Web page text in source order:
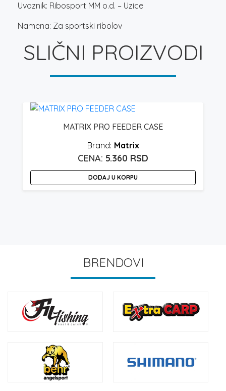
Uvoznik: Ribosport MM o.d. – Uzice
Namena: Za sportski ribolov
SLIČNI PROIZVODI
MATRIX PRO FEEDER CASE
Matrix
5.360 RSD
DODAJ U KORPU
BRENDOVI